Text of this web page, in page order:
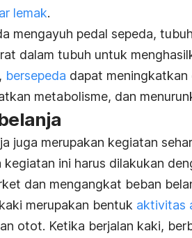
lemak.
mengayuh pedal sepeda,
dalam tubuh untuk
bersepeda dapat
metabolisme, dan
juga merupakan kegiatan
kegiatan ini harus dilakukan
dan mengangkat beban
merupakan bentuk aktivitas
otot. Ketika berjalan kaki,